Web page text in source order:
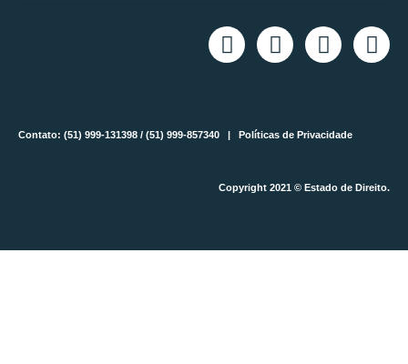
Contato: (51) 999-131398 / (51) 999-857340 | Políticas de Privacidade
Copyright 2021 © Estado de Direito.